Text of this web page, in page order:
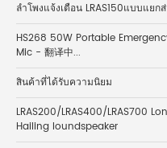
ลำโพงแจ้งเตือน LRAS150แบบแยก
HS268 50W Portable
Mic - 翻译中...
สินค้าที่ได้รับความนิยม
LRAS200/LRAS400/LRAS700
Hailing loundspeaker